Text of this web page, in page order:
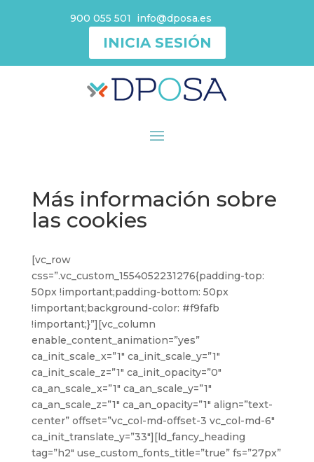
900 055 501 info@dposa.es
INICIA SESIÓN
Más información sobre
las cookies
[vc_row
css=”.vc_custom_1554052231276{padding-top:
50px !important;padding-bottom: 50px
!important;background-color: #f9fafb
!important;}”][vc_column
enable_content_animation=”yes”
ca_init_scale_x=”1″ ca_init_scale_y=”1″
ca_init_scale_z=”1″ ca_init_opacity=”0″
ca_an_scale_x=”1″ ca_an_scale_y=”1″
ca_an_scale_z=”1″ ca_an_opacity=”1″ align=”text-
center” offset=”vc_col-md-offset-3 vc_col-md-6″
ca_init_translate_y=”33″][ld_fancy_heading
tag=”h2″ use_custom_fonts_title=”true” fs=”27px”